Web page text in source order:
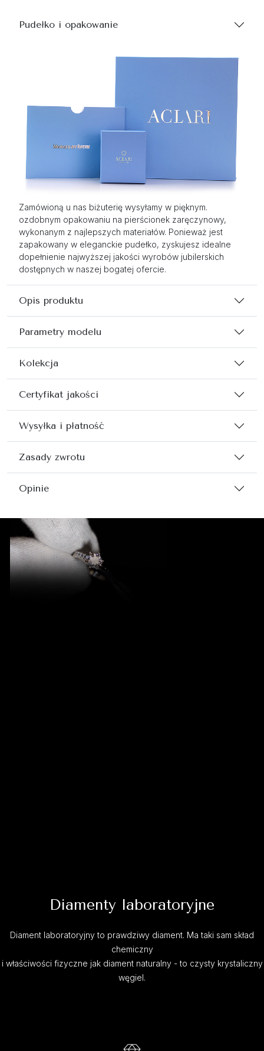
Pudełko i opakowanie
Zamówioną u nas biżuterię wysyłamy w pięknym.
ozdobnym opakowaniu na pierścionek zaręczynowy,
wykonanym z najlepszych materiałów. Ponieważ jest
zapakowany w eleganckie pudełko, zyskujesz idealne
dopełnienie najwyższej jakości wyrobów jubilerskich
dostępnych w naszej bogatej ofercie.
Opis produktu
Parametry modelu
Kolekcja
Certyfikat jakości
Wysyłka i płatność
Zasady zwrotu
Opinie
Diamenty laboratoryjne
Diament laboratoryjny to prawdziwy diament. Ma taki sam skład
chemiczny
i właściwości fizyczne jak diament naturalny - to czysty krystaliczny
węgiel.